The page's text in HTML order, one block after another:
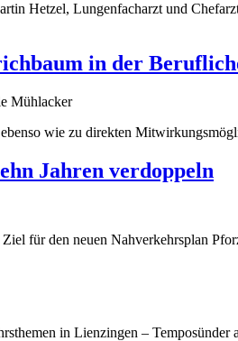
Hetzel, Lungenfacharzt und
in der
wie zu direkten
Jahren verdoppeln
für den neuen Nahverkehrsplan
in Lienzingen – Temposünder